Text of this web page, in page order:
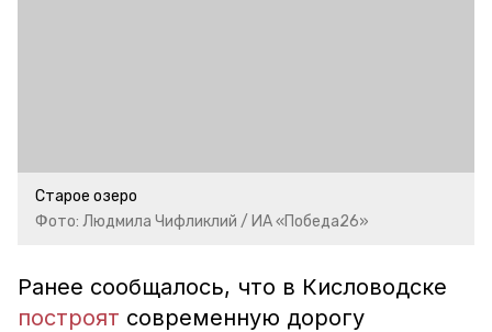
Старое озеро
Фото: Людмила Чифликлий / ИА «Победа26»
Ранее сообщалось, что в Кисловодске
построят современную дорогу